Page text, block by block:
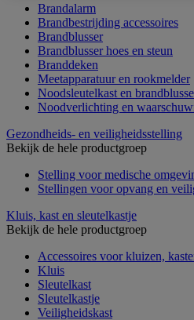
Brandalarm
Brandbestrijding accessoires
Brandblusser
Brandblusser hoes en steun
Branddeken
Meetapparatuur en rookmelder
Noodsleutelkast en
Noodverlichting en
Gezondheids- en veiligheidsstelling
Bekijk de hele productgroep
Stelling voor medische
Stellingen voor opvang en
Kluis, kast en sleutelkastje
Bekijk de hele productgroep
Accessoires voor kluizen,
Kluis
Sleutelkast
Sleutelkastje
Veiligheidskast